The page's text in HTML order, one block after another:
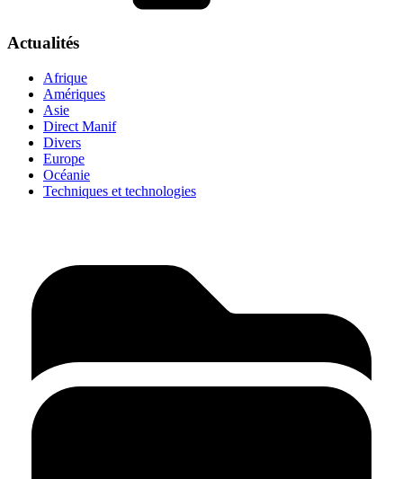
Actualités
Afrique
Amériques
Asie
Direct Manif
Divers
Europe
Océanie
Techniques et technologies